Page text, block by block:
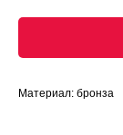
Материал: бронза